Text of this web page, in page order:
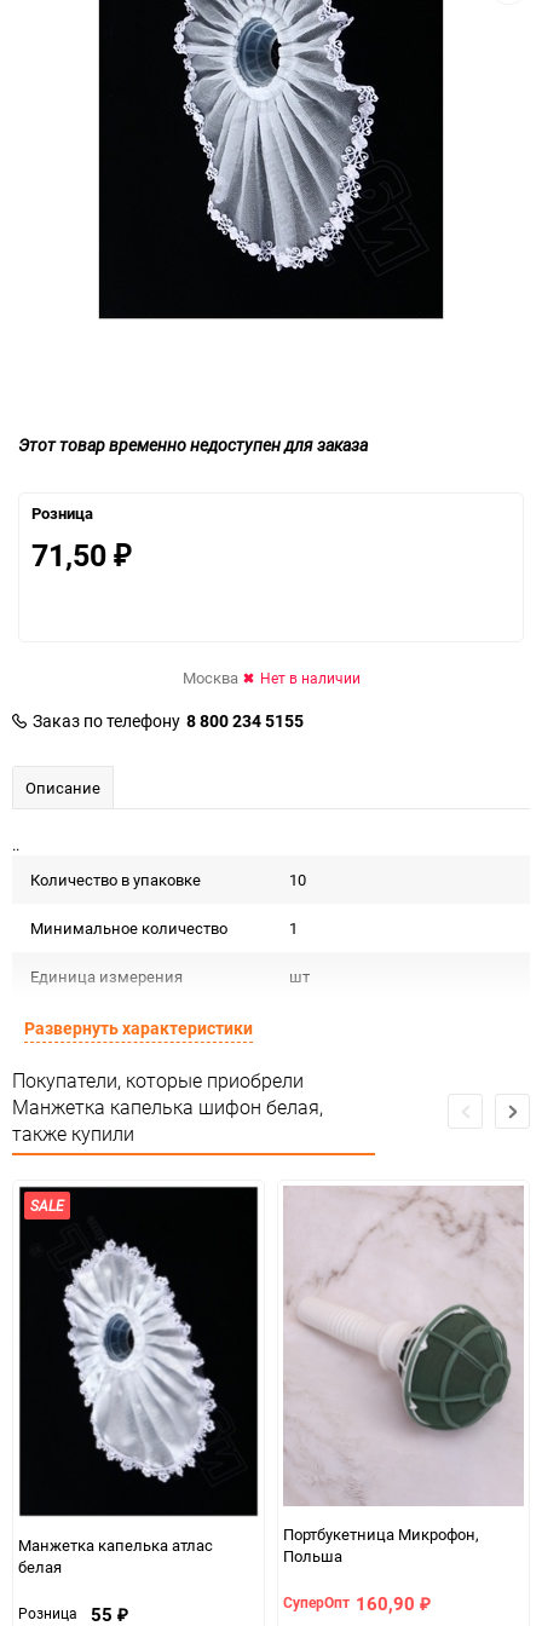
Этот товар временно недоступен для заказа
Розница
71,50 ₽
Москва Нет в наличии
Заказ по телефону 8 800 234 5155
Описание
..
Количество в упаковке
10
Минимальное количество 1
Единица измерения шт
Развернуть характеристики
Покупатели, которые приобрели
Манжетка капелька шифон белая,
также купили
SALE
Манжетка капелька атлас
белая
Розница 55 ₽
Портбукетница Микрофон,
Польша
СуперОпт 160,90 ₽